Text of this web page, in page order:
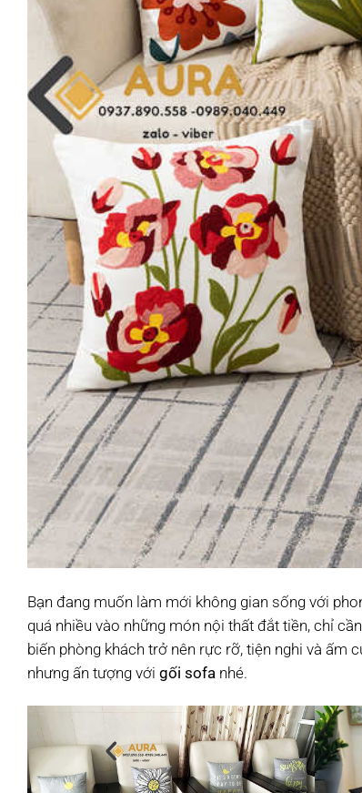
Bạn đang muốn làm mới không gian sống với
quá nhiều vào những món nội thất đắt tiền, chỉ
biến phòng khách trở nên rực rỡ, tiện nghi và ấm
nhưng ấn tượng với gối sofa nhé.